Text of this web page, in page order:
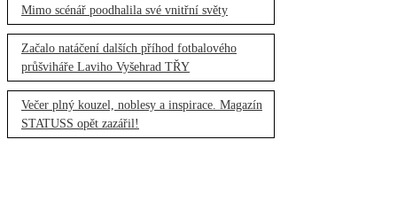
Mimo scénář poodhalila své vnitřní světy
Začalo natáčení dalších příhod fotbalového
průšviháře Laviho Vyšehrad TŘY
Večer plný kouzel, noblesy a inspirace. Magazín
STATUSS opět zazářil!